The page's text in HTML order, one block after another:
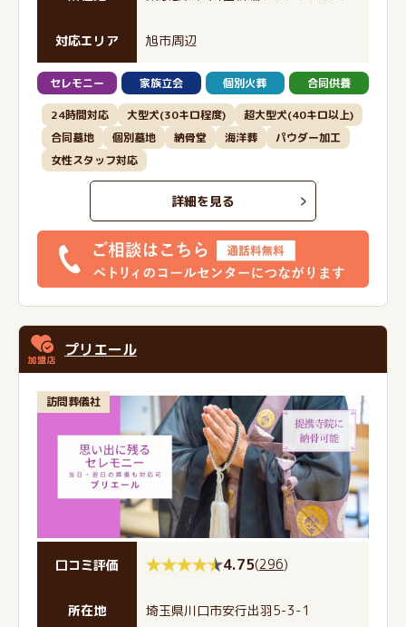
対応エリア 旭市周辺
セレモニー 家族立会 個別火葬 合同供養
24時間対応 大型犬(30キロ程度)
超大型犬(40キロ以上)
合同墓地
個別墓地 納骨堂 海洋葬
パウダー加工
女性スタッフ対応
詳細を見る
プリエール
訪問葬儀社
口コミ評価 4.75(296)
所在地 埼玉県川口市安行出羽5-3-1